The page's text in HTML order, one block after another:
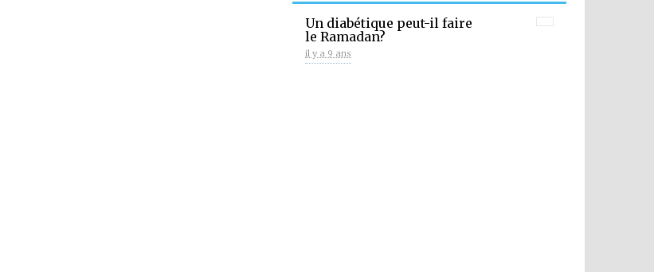
Un diabétique peut-il faire
le Ramadan?
il y a 9 ans